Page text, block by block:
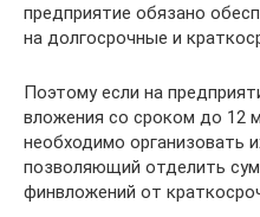
предприятие обязано
на долгосрочные и
Поэтому если на
вложения со сроком до 12
необходимо организовать
позволяющий отделить
финвложений от